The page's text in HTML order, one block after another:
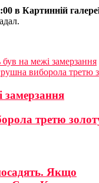
в Картинній
був на межі замерзання
виборола третю
замерзання
третю
Якщо